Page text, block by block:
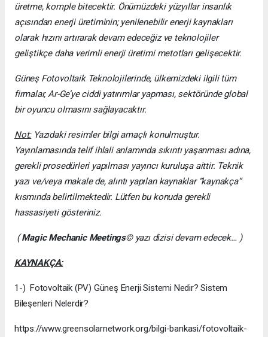
üretme, komple bitecektir. Önümüzdeki yüzyıllar insanlık
açısından enerji üretiminin; yenilenebilir enerji kaynakları
olarak hızını artırarak devam edeceğiz ve teknolojiler
geliştikçe daha verimli enerji üretimi metotları gelişecektir.
Güneş Fotovoltaik Teknolojilerinde, ülkemizdeki ilgili tüm
firmalar, Ar-Ge’ye ciddi yatırımlar yapması, sektöründe global
bir oyuncu olmasını sağlayacaktır.
Not:Yazıdaki resimler bilgi amaçlı konulmuştur.
Yayınlamasında telif ihlali anlamında sıkıntı yaşanması adına,
gerekli prosedürleri yapılması yayıncı kuruluşa aittir. Teknik
yazı ve/veya makale de, alıntı yapılan kaynaklar “kaynakça”
kısmında belirtilmektedir. Lütfen bu konuda gerekli
hassasiyeti gösteriniz.
(Magic Mechanic Meetings© yazı dizisi devam edecek… )
KAYNAKÇA:
1-) Fotovoltaik (PV) Güneş Enerji Sistemi Nedir? Sistem
Bileşenleri Nelerdir?
https://www.greensolarnetwork.org/bilgi-bankasi/fotovoltaik-